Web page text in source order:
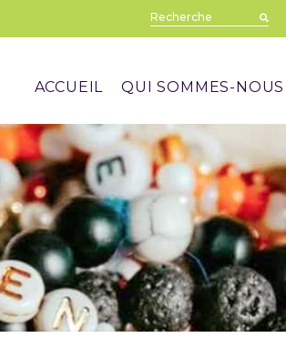
ACCUEIL QUI SOMMES-NOUS